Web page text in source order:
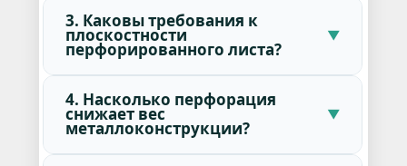
3. Каковы требования к
плоскостности
перфорированного листа?
4. Насколько перфорация
снижает вес
металлоконструкции?